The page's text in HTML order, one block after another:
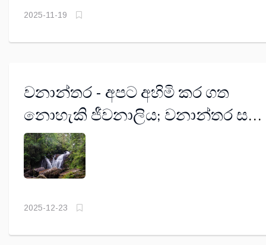
2025-11-19
වනාන්තර - අපට අහිමි කර ගත
නොහැකි ජීවනාලිය; වනාන්තර සහ
ජලය: හදිසි අර්බුදය වටහා ගැනීම (2
කොටස) - ලයනල් බෝපගේ
2025-12-23